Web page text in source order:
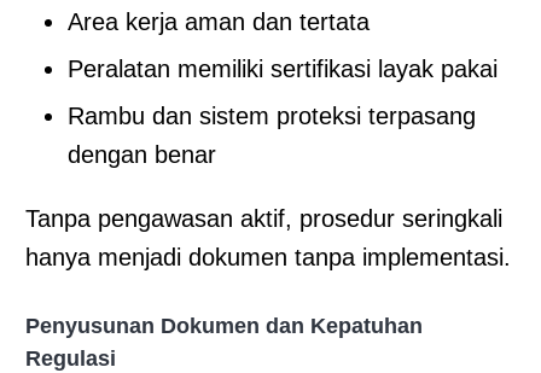
Area kerja aman dan tertata
Peralatan memiliki sertifikasi layak pakai
Rambu dan sistem proteksi terpasang
dengan benar
Tanpa pengawasan aktif, prosedur seringkali
hanya menjadi dokumen tanpa implementasi.
Penyusunan Dokumen dan Kepatuhan
Regulasi